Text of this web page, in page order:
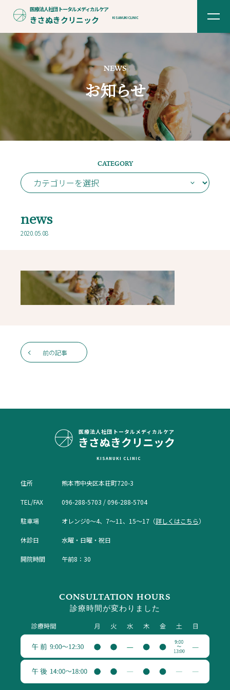
医療法人社団 トータルメディカルケア
きさぬきクリニック KISANUKI CLINIC
NEWS
お知らせ
news
2020.05.08
前の記事
CATEGORY
医療法人社団 トータルメディカルケア
きさぬきクリニック
KISANUKI CLINIC
住所 熊本市中央区本荘町720-3
TEL/FAX 096-288-5703 / 096-288-5704
駐車場 オレンジ0〜4、7〜11、15〜17（詳しくはこちら）
休診日 水曜・日曜・祝日
開院時間 午前8：30
CONSULTATION HOURS
診療時間が変わりました